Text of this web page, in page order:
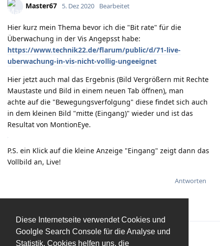
Diese Internetseite verwendet Cookies und
Goolgle Search Console für die Analyse und
Statistik. Cookies helfen uns, die
Master67 5. Dez 2020 Bearbeitet
Hier kurz mein Thema bevor ich die "Bit rate" für die
Überwachung in der Vis Angepsst habe:
https://www.technik22.de/flarum/public/d/71-live-
uberwachung-in-vis-nicht-vollig-ungeeignet
Hier jetzt auch mal das Ergebnis (Bild Vergrößern mit Rechte
Maustaste und Bild in einem neuen Tab öffnen), man
achte auf die "Bewegungsverfolgung" diese findet sich auch
in dem kleinen Bild "mitte (Eingang)" wieder und ist das
Resultat von MontionEye.
P.S. ein Klick auf die kleine Anzeige "Eingang" zeigt dann das
Vollbild an, Live!
Antworten